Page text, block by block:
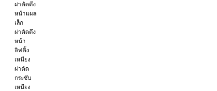
ผ่าตัดดึง
หน้าแผล
เล็ก
ผ่าตัดดึง
หน้า
ลิฟติ้ง
เหนียง
ผ่าตัด
กระชับ
เหนียง